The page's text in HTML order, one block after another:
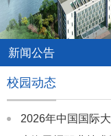
新闻公告
校园动态